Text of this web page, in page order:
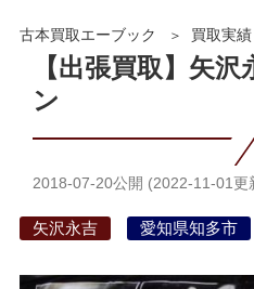
古本買取エーブック 買取実績
【出張買取】矢
ン
2018-07-20公開 (2022-11-01更
矢沢永吉 愛知県知多市